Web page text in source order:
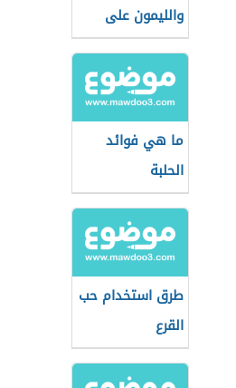
والليمون على
الريق
ما هي فوائد
الحلبة
طرق استخدام حب
القرع